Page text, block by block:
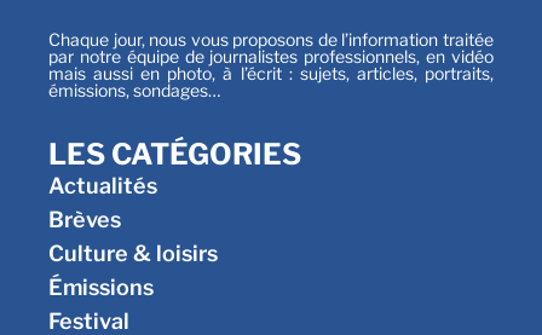
Chaque jour, nous vous proposons de l’information traitée
par notre équipe de journalistes professionnels, en vidéo
mais aussi en photo, à l’écrit : sujets, articles, portraits,
émissions, sondages…
LES CATÉGORIES
Actualités
Brèves
Culture & loisirs
Émissions
Festival